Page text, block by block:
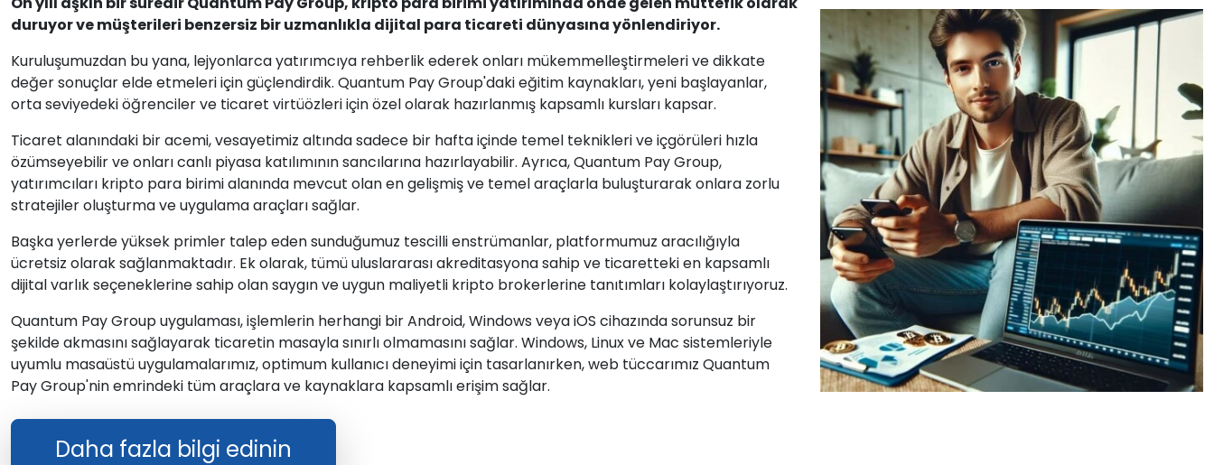
duruyor ve müşterileri benzersiz bir uzmanlıkla dijital para ticareti dünyasına yönlendiriyor.
Kuruluşumuzdan bu yana, lejyonlarca yatırımcıya rehberlik ederek onları mükemmelleştirmeleri ve dikkate
değer sonuçlar elde etmeleri için güçlendirdik. Quantum Pay Group'daki eğitim kaynakları, yeni başlayanlar,
orta seviyedeki öğrenciler ve ticaret virtüözleri için özel olarak hazırlanmış kapsamlı kursları kapsar.
Ticaret alanındaki bir acemi, vesayetimiz altında sadece bir hafta içinde temel teknikleri ve içgörüleri hızla
özümseyebilir ve onları canlı piyasa katılımının sancılarına hazırlayabilir. Ayrıca, Quantum Pay Group,
yatırımcıları kripto para birimi alanında mevcut olan en gelişmiş ve temel araçlarla buluşturarak onlara zorlu
stratejiler oluşturma ve uygulama araçları sağlar.
Başka yerlerde yüksek primler talep eden sunduğumuz tescilli enstrümanlar, platformumuz aracılığıyla
ücretsiz olarak sağlanmaktadır. Ek olarak, tümü uluslararası akreditasyona sahip ve ticaretteki en kapsamlı
dijital varlık seçeneklerine sahip olan saygın ve uygun maliyetli kripto brokerlerine tanıtımları kolaylaştırıyoruz.
Quantum Pay Group uygulaması, işlemlerin herhangi bir Android, Windows veya iOS cihazında sorunsuz bir
şekilde akmasını sağlayarak ticaretin masayla sınırlı olmamasını sağlar. Windows, Linux ve Mac sistemleriyle
uyumlu masaüstü uygulamalarımız, optimum kullanıcı deneyimi için tasarlanırken, web tüccarımız Quantum
Pay Group'nin emrindeki tüm araçlara ve kaynaklara kapsamlı erişim sağlar.
Daha fazla bilgi edinin